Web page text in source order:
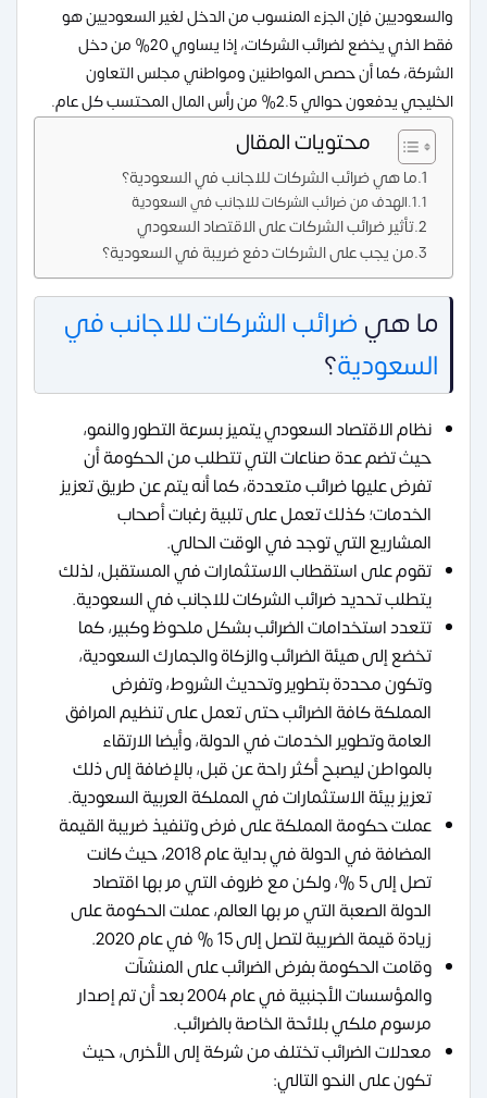
والسعوديين فإن الجزء المنسوب من الدخل لغير السعوديين هو
فقط الذي يخضع لضرائب الشركات، إذا يساوي 20% من دخل
الشركة، كما أن حصص المواطنين ومواطني مجلس التعاون
الخليجي يدفعون حوالي 2.5% من رأس المال المحتسب كل عام.
محتويات المقال
ما هي ضرائب الشركات للاجانب في السعودية؟
الهدف من ضرائب الشركات للاجانب في السعودية
تأثير ضرائب الشركات على الاقتصاد السعودي
من يجب على الشركات دفع ضريبة في السعودية؟
ما هي ضرائب الشركات للاجانب في
السعودية؟
نظام الاقتصاد السعودي يتميز بسرعة التطور والنمو،
حيث تضم عدة صناعات التي تتطلب من الحكومة أن
تفرض عليها ضرائب متعددة، كما أنه يتم عن طريق تعزيز
الخدمات؛ كذلك تعمل على تلبية رغبات أصحاب
المشاريع التي توجد في الوقت الحالي.
تقوم على استقطاب الاستثمارات في المستقبل، لذلك
يتطلب تحديد ضرائب الشركات للاجانب في السعودية.
تتعدد استخدامات الضرائب بشكل ملحوظ وكبير، كما
تخضع إلى هيئة الضرائب والزكاة والجمارك السعودية،
وتكون محددة بتطوير وتحديث الشروط، وتفرض
المملكة كافة الضرائب حتى تعمل على تنظيم المرافق
العامة وتطوير الخدمات في الدولة، وأيضا الارتقاء
بالمواطن ليصبح أكثر راحة عن قبل، بالإضافة إلى ذلك
تعزيز بيئة الاستثمارات في المملكة العربية السعودية.
عملت حكومة المملكة على فرض وتنفيذ ضريبة القيمة
المضافة في الدولة في بداية عام 2018، حيث كانت
تصل إلى 5 %، ولكن مع ظروف التي مر بها اقتصاد
الدولة الصعبة التي مر بها العالم، عملت الحكومة على
زيادة قيمة الضريبة لتصل إلى 15 % في عام 2020.
وقامت الحكومة بفرض الضرائب على المنشآت
والمؤسسات الأجنبية في عام 2004 بعد أن تم إصدار
مرسوم ملكي بلائحة الخاصة بالضرائب.
معدلات الضرائب تختلف من شركة إلى الأخرى، حيث
تكون على النحو التالي: